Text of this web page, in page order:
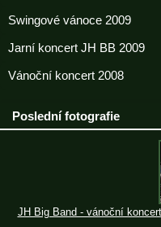
Swingové vánoce 2009
Jarní koncert JH BB 2009
Vánoční koncert 2008
Poslední fotografie
JH Big Band - vánoční